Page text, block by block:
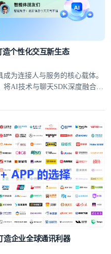
个性化交互新生态
为连接人与服务的核心载体。
将AI技术与聊天SDK深度融合，
来了更具沉浸感和个性化的交互
造企业全球通讯利器